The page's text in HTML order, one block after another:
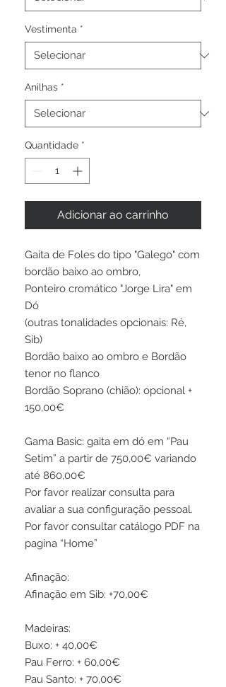
Vestimenta *
Anilhas *
Quantidade *
Adicionar ao carrinho
Gaita de Foles do tipo "Galego" com
bordão baixo ao ombro,
Ponteiro cromático "Jorge Lira" em
Dó
(outras tonalidades opcionais: Ré,
Sib)
Bordão baixo ao ombro e Bordão
tenor no flanco
Bordão Soprano (chião): opcional +
150,00€
Gama Basic: gaita em dó em “Pau
Setim” a partir de 750,00€ variando
até 860,00€
Por favor realizar consulta para
avaliar a sua configuração pessoal.
Por favor consultar catálogo PDF na
pagina “Home”
Afinação:
Afinação em Sib: +70,00€
Madeiras:
Buxo: + 40,00€
Pau Ferro: + 60,00€
Pau Santo: + 70,00€